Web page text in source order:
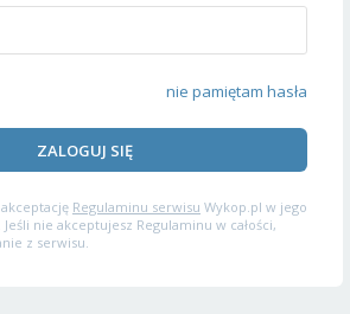
nie pamiętam hasła
ZALOGUJ SIĘ
Regulaminu serwisu Wykop.pl w jego
nie akceptujesz Regulaminu w całości,
z serwisu.